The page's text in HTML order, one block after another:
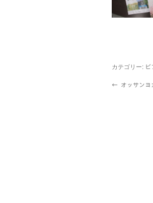
カテゴリー: ビ
← オッサン